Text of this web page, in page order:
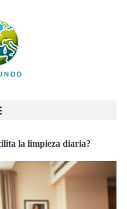
la limpieza diaria?